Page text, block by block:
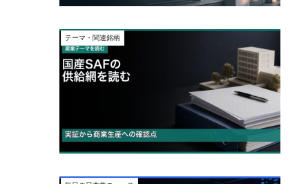
テーマ・関連銘柄